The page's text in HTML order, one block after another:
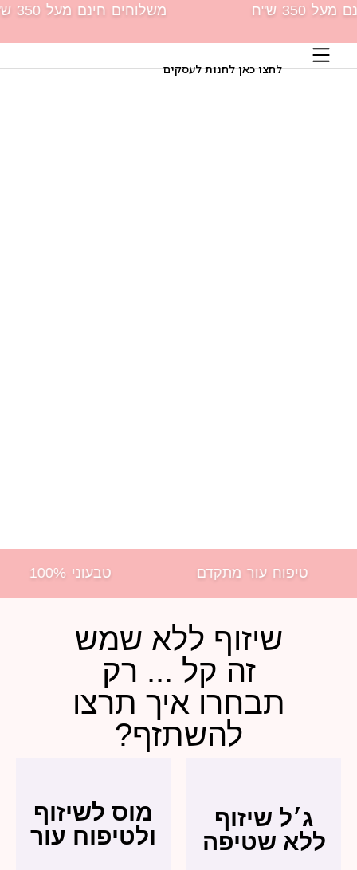
לתוכן משלוחים חינם מעל 350 ש"ח
לחצו כאן לחנות לעסקים
טבעוני 100% ברונזה בייב
שיזוף ללא שמש
זה קל ... רק
תבחרו איך תרצו
להשתזף?
שיזוף
שטיפה
מוס לשיזוף
ולטיפוח עור